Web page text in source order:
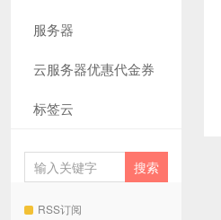
服务器
云服务器优惠代金券
标签云
RSS订阅